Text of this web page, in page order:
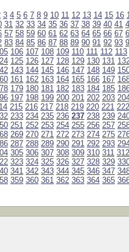
3 4 5 6 7 8 9 10 11 12 13 14 15 16
31 32 33 34 35 36 37 38 39 40 41
57 58 59 60 61 62 63 64 65 66 67
83 84 85 86 87 88 89 90 91 92 93
106 107 108 109 110 111 112 113
125 126 127 128 129 130 131
143 144 145 146 147 148 149
161 162 163 164 165 166 167
179 180 181 182 183 184 185
197 198 199 200 201 202 203
215 216 217 218 219 220 221 222
233 234 235 236 237 238 239
251 252 253 254 255 256 257
269 270 271 272 273 274 275
287 288 289 290 291 292 293
305 306 307 308 309 310 311 312
323 324 325 326 327 328 329
341 342 343 344 345 346 347
359 360 361 362 363 364 365